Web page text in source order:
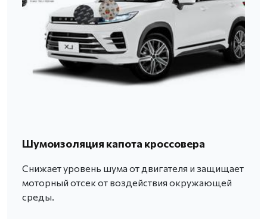
Шумоизоляция капота кроссовера
Снижает уровень шума от двигателя и защищает
моторный отсек от воздействия окружающей
среды.